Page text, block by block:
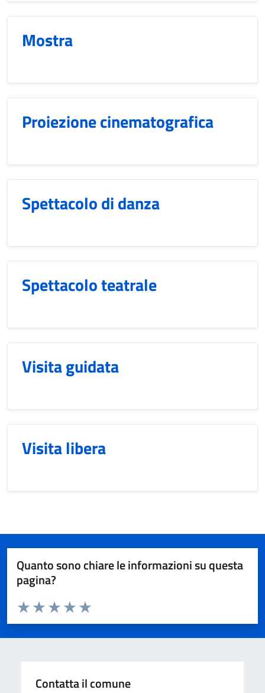
Mostra
Proiezione cinematografica
Spettacolo di danza
Spettacolo teatrale
Visita guidata
Visita libera
Quanto sono chiare le informazioni su questa
pagina?
Valuta da 1 a 5 stelle la pagina
Valuta 5 stelle su 5
Valuta 4 stelle su 5
Valuta 3 stelle su 5
Valuta 2 stelle su 5
Valuta 1 stelle su 5
Contatta il comune